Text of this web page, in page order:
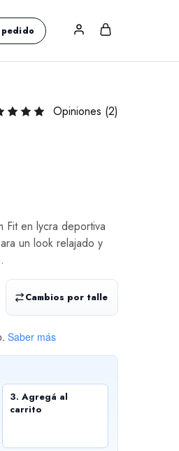
Opiniones (2)
Fit en lycra deportiva
un look relajado y
Cambios por talle
Saber más
3. Agregá al
carrito